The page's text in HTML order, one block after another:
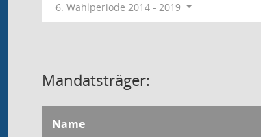
6. Wahlperiode 2014 - 2019
Mandatsträger:
Name